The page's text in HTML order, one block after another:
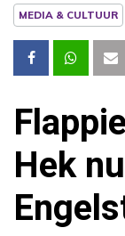
MEDIA & CULTUUR
Hek